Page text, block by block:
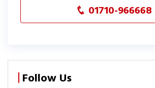
01710-966668
Follow Us